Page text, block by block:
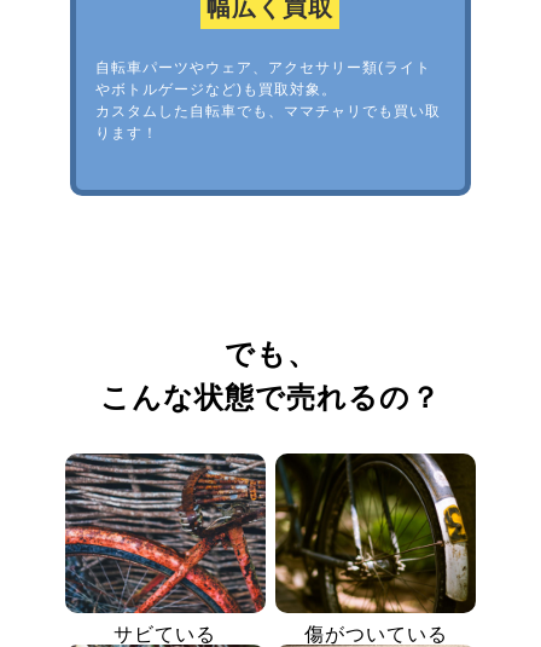
幅広く買取
自転車パーツやウェア、アクセサリー類(ライト
やボトルゲージなど)も買取対象。
カスタムした自転車でも、ママチャリでも買い取
ります！
でも、
こんな状態で売れるの？
サビている 傷がついている